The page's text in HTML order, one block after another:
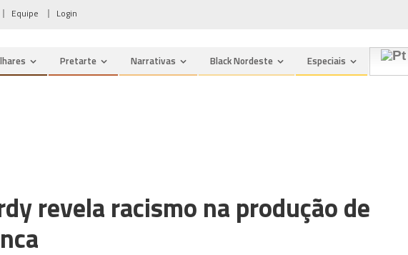
Equipe Login
Pretarte Narrativas Black Nordeste Especiais
revela racismo na produção de